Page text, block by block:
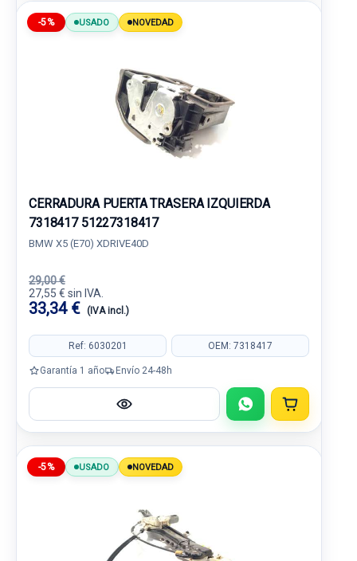
-5% USADO NOVEDAD
CERRADURA PUERTA TRASERA IZQUIERDA
7318417 51227318417
BMW X5 (E70) XDRIVE40D
29,00 €
27,55 € sin IVA.
33,34 € (IVA incl.)
Ref: 6030201 OEM: 7318417
Garantía 1 año Envío 24-48h
-5% USADO NOVEDAD